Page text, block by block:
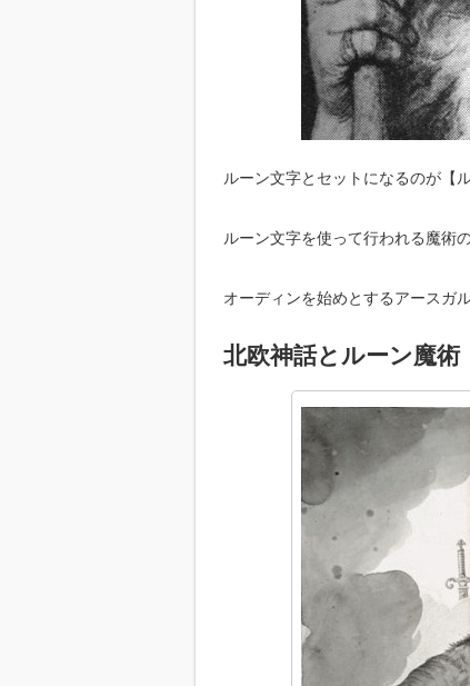
ルーン文字とセットになるのが【
ルーン文字を使って行われる魔術
オーディンを始めとするアースガ
北欧神話とルーン魔術